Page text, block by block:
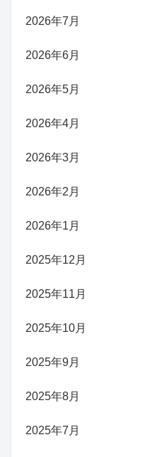
2026年7月
2026年6月
2026年5月
2026年4月
2026年3月
2026年2月
2026年1月
2025年12月
2025年11月
2025年10月
2025年9月
2025年8月
2025年7月